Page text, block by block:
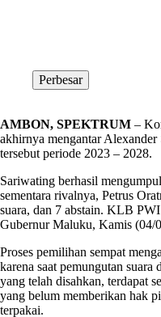
Perbesar
AMBON, SPEKTRUM –
akhirnya mengantar
tersebut periode 2023 – 2028.
Sariwating berhasil
sementara rivalnya, Petrus
suara, dan 7 abstain. KLB
Gubernur Maluku, Kamis (04/
Proses pemilihan sempat
karena saat pemungutan suara
yang telah disahkan, terdapat
yang belum memberikan hak
terpakai.